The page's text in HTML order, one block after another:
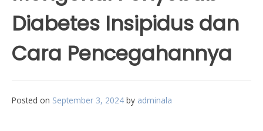
Diabetes Insipidus dan
Cara Pencegahannya
Posted on September 3, 2024 by adminala